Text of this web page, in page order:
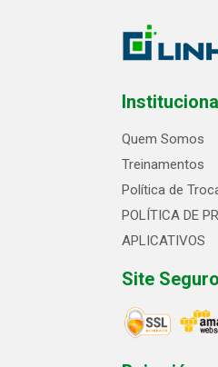
Quem Somos
Treinamentos
Política de
POLÍTICA DE
APLICATIVOS
Site Seguro